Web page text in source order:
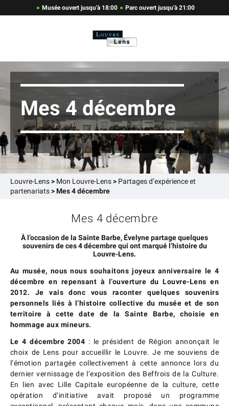
Musée ouvert jusqu'à 18:00 Parc ouvert jusqu'à 21:00
Mes 4 décembre
Louvre-Lens> Mon Louvre-Lens> Partages d’expérience et
partenariats>Mes 4 décembre
Mes 4 décembre
À l’occasion de la Sainte Barbe, Évelyne partage quelques
souvenirs de ces 4 décembre qui ont marqué l’histoire du
Louvre-Lens.
Au musée, nous nous souhaitons joyeux anniversaire le 4
décembre en repensant à l’ouverture du Louvre-Lens en
2012. Je vais donc vous raconter quelques souvenirs
personnels liés à l’histoire collective du musée et de son
territoire à cette date de la Sainte Barbe, choisie en
hommage aux mineurs.
Le 4 décembre 2004 : le président de Région annonçait le
choix de Lens pour accueillir le Louvre. Je me souviens de
l’émotion partagée collectivement à cette annonce lors du
dernier vernissage de l’exposition des Beffrois de la Culture.
En lien avec Lille Capitale européenne de la culture, cette
opération d’initiative avait proposé un programme